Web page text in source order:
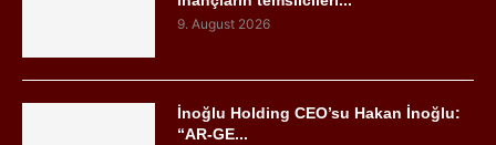
9. August 2026
İnoğlu Holding CEO’su Hakan İnoğlu:
“AR-GE...